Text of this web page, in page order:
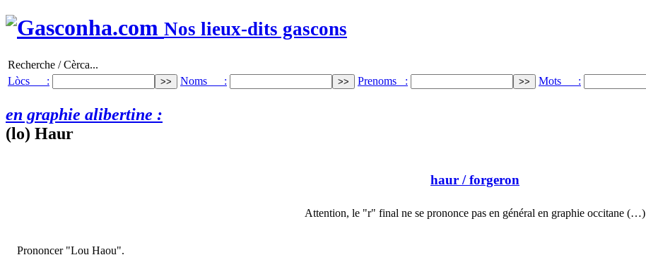
Nos lieux-dits gascons
Recherche / Cèrca...
Lòcs :
Noms : Prenoms : Mots :
en graphie alibertine :
(lo) Haur
haur / forgeron
Attention, le "r" final ne se prononce pas en général en graphie occitane (…)
Prononcer "Lou Haou".